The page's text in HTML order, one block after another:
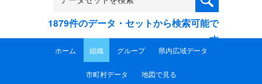
1879件のデータ・セットから検索可能で
す
ホーム 組織 グループ 県内広域データ
市町村データ 地図で見る